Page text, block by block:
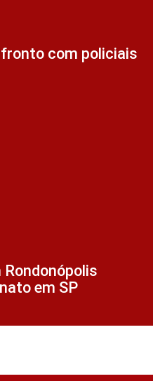
com policiais
Rondonópolis
em SP